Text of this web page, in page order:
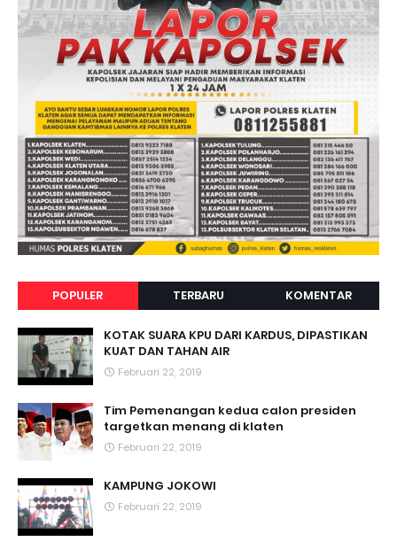
POPULER TERBARU KOMENTAR
KOTAK SUARA KPU DARI KARDUS, DIPASTIKAN
KUAT DAN TAHAN AIR
Februari 22, 2019
Tim Pemenangan kedua calon presiden
targetkan menang di klaten
Februari 22, 2019
KAMPUNG JOKOWI
Februari 22, 2019